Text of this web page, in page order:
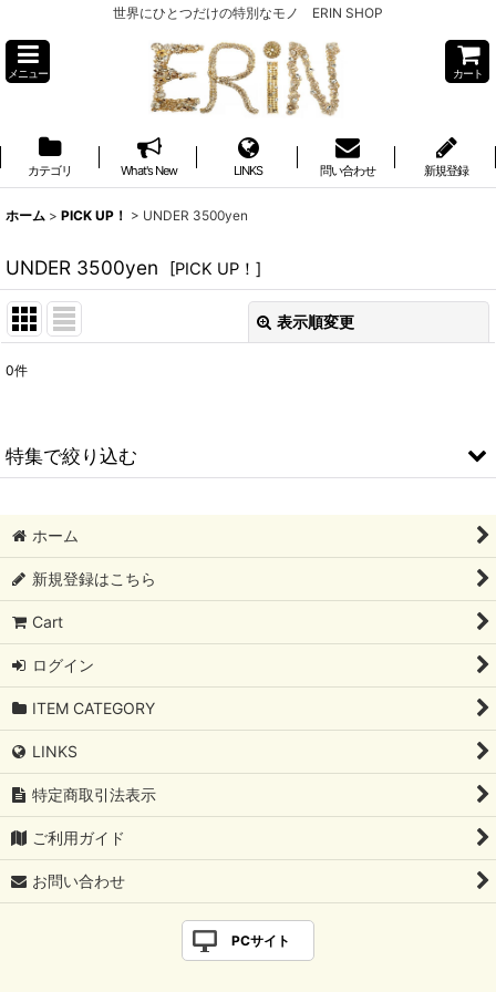
世界にひとつだけの特別なモノ ERIN SHOP
メニュー カート
カテゴリ What's New LINKS 問い合わせ 新規登録
ホーム > PICK UP！ > UNDER 3500yen
UNDER 3500yen [PICK UP！ ]
表示順変更
並び順:
0件
特集で絞り込む
SIMPLE SILVER925
COOL MODERN
OTHER
UNDER 3500yen
ホーム
新規登録はこちら
Cart
ログイン
ITEM CATEGORY
LINKS
特定商取引法表示
ご利用ガイド
お問い合わせ
PCサイト